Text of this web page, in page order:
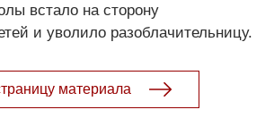
встало на сторону
и уволило разоблачительницу.
материала